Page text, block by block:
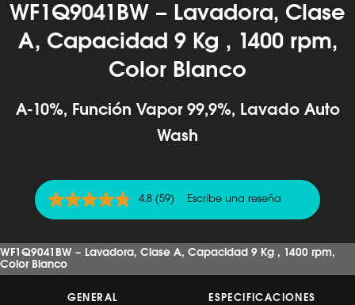
WF1Q9041BW – Lavadora, Clase
A, Capacidad 9 Kg , 1400 rpm,
Color Blanco
A-10%, Función Vapor 99,9%, Lavado Auto
Wash
4.8
de
estrellas,
valor
medio
valoración.
4.8 (59) Escribe una reseña
WF1Q9041BW – Lavadora, Clase A, Capacidad 9 Kg , 1400 rpm,
Color Blanco
GENERAL ESPECIFICACIONES